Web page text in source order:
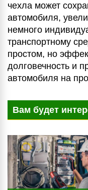
чехла может
автомобиля,
немного
транспортному
простом, но
долговечность и
автомобиля на
Вам будет